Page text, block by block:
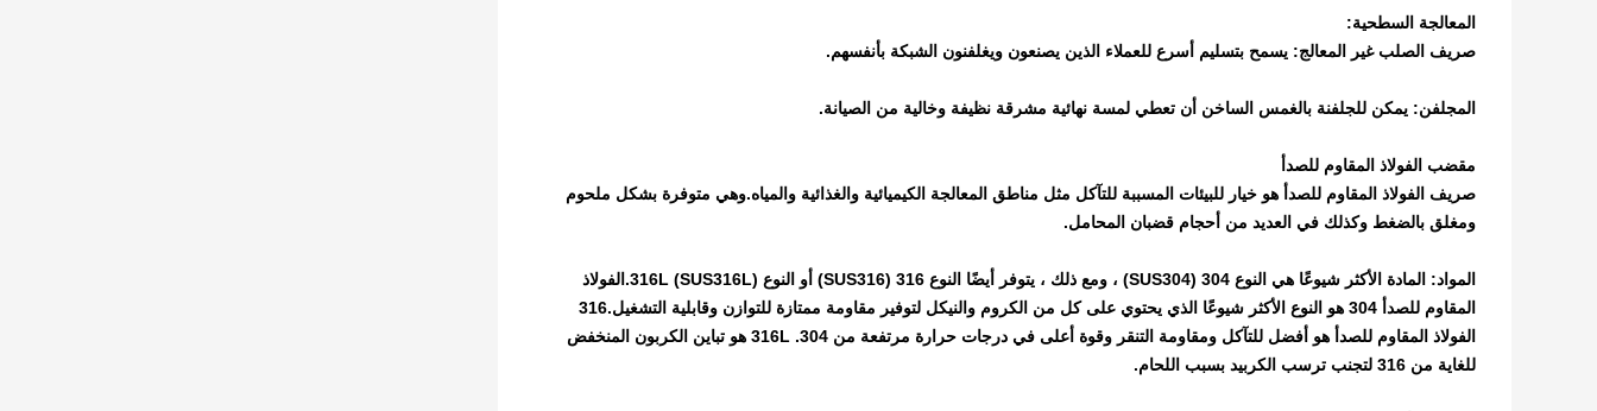
المعالجة السطحية:
صريف الصلب غير المعالج: يسمح بتسليم أسرع للعملاء الذين يصنعون ويغلفنون الشبكة بأنفسهم.
المجلفن: يمكن للجلفنة بالغمس الساخن أن تعطي لمسة نهائية مشرقة نظيفة وخالية من الصيانة.
مقضب الفولاذ المقاوم للصدأ
صريف الفولاذ المقاوم للصدأ هو خيار للبيئات المسببة للتآكل مثل مناطق المعالجة الكيميائية والغذائية والمياه.وهي متوفرة بشكل ملحوم
ومغلق بالضغط وكذلك في العديد من أحجام قضبان المحامل.
المواد: المادة الأكثر شيوعًا هي النوع 304 (SUS304) ، ومع ذلك ، يتوفر أيضًا النوع 316 (SUS316) أو النوع 316L (SUS316L).الفولاذ
المقاوم للصدأ 304 هو النوع الأكثر شيوعًا الذي يحتوي على كل من الكروم والنيكل لتوفير مقاومة ممتازة للتوازن وقابلية التشغيل.316
الفولاذ المقاوم للصدأ هو أفضل للتآكل ومقاومة التنقر وقوة أعلى في درجات حرارة مرتفعة من 304. 316L هو تباين الكربون المنخفض
للغاية من 316 لتجنب ترسب الكربيد بسبب اللحام.